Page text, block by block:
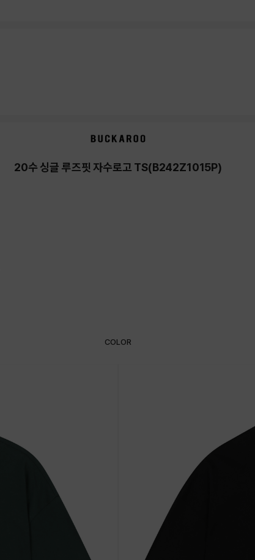
20수 싱글 루즈핏 자수로고 TS(B242Z1015P)
COLOR